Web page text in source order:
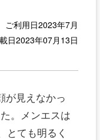
ご利用日2023年7月
日2023年07月13日
が見えなかっ
。メンエスは
とても明るく